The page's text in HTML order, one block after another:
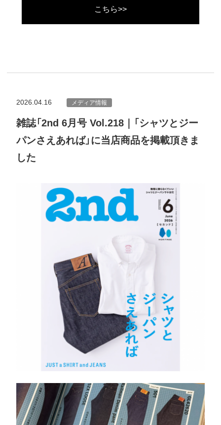
こちら>>
2026.04.16 メディア情報
雑誌「2nd 6月号 Vol.218｜「シャツとジー
パンさえあれば」に当店商品を掲載頂きま
した